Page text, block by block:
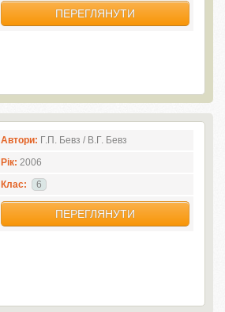
ПЕРЕГЛЯНУТИ
Автори: Г.П. Бевз / В.Г. Бевз
Рік: 2006
Клас:
6
ПЕРЕГЛЯНУТИ